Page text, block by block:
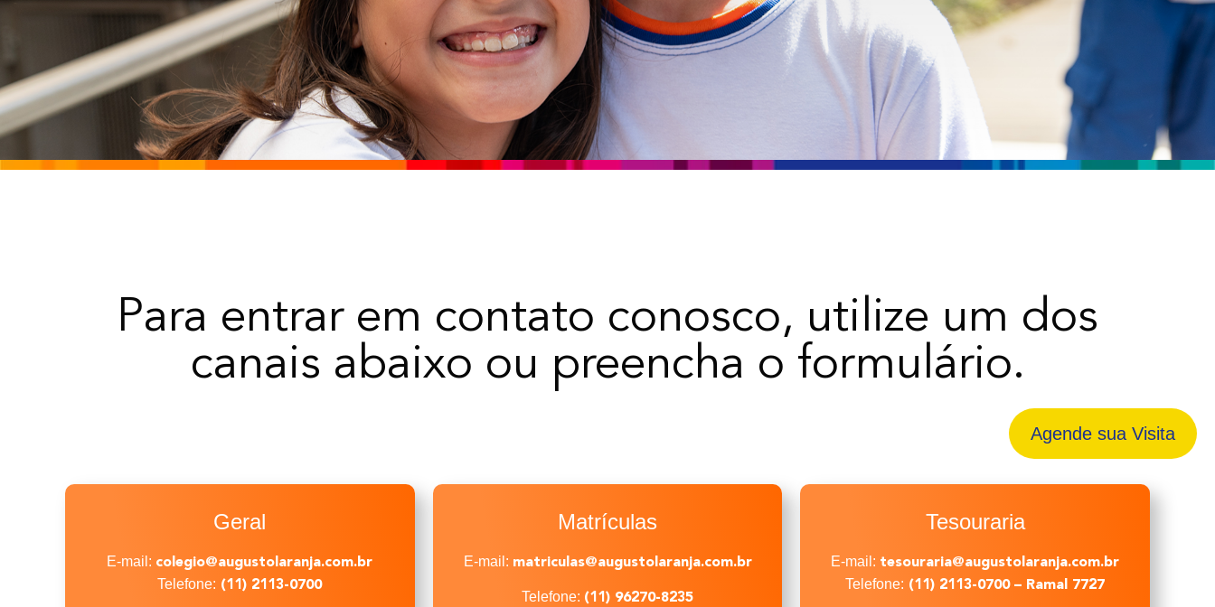
Para entrar em contato conosco, utilize um dos
canais abaixo ou preencha o formulário.
Geral
E-mail: colegio@augustolaranja.com.br
Telefone: (11) 2113-0700
Matrículas
E-mail: matriculas@augustolaranja.com.br
Telefone: (11) 96270-8235
Tesouraria
E-mail: tesouraria@augustolaranja.com.br
Telefone: (11) 2113-0700 – Ramal 7727
Agende sua Visita